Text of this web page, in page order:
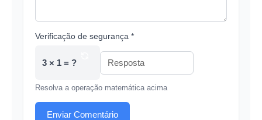
Verificação de segurança *
3 × 1 = ?
Resolva a operação matemática acima
Enviar Comentário